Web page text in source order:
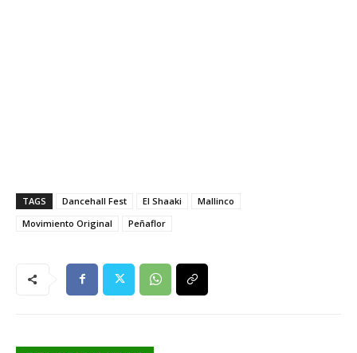
TAGS Dancehall Fest El Shaaki
Mallinco
Movimiento Original
Peñaflor